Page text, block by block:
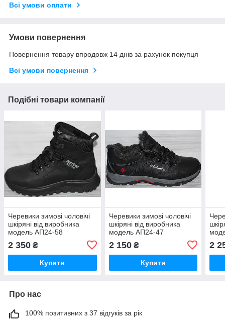
Всі умови оплати
Умови повернення
Повернення товару впродовж 14 днів за рахунок покупця
Всі умови повернення
Подібні товари компанії
Черевики зимові чоловічі
шкіряні від виробника
модель АП24-58
2 350 ₴
Купити
Черевики зимові чоловічі
шкіряні від виробника
модель АП24-47
2 150₴
Купити
2
Про нас
100% позитивних з 37 відгуків за рік